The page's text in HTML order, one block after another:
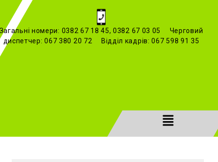
номери: 0382 67 18 45, 0382 67 03 05 Черговий
диспетчер: 067 380 20 72 Відділ кадрів: 067 598 91 35